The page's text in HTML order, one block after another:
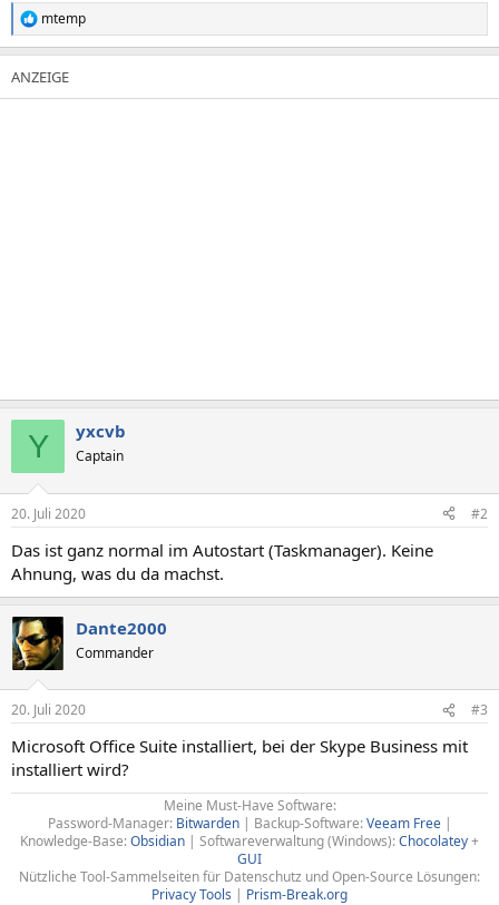
R
e
a
k
t
mtemp
Y yxcvb
Captain
20. Juli 2020 #2
Das ist ganz normal im Autostart (Taskmanager). Keine
Ahnung, was du da machst.
Dante2000
Commander
20. Juli 2020 #3
Microsoft Office Suite installiert, bei der Skype Business mit
installiert wird?
Meine Must-Have Software:
Password-Manager: Bitwarden| Backup-Software:Veeam Free|
Knowledge-Base:Obsidian | Softwareverwaltung (Windows):Chocolatey+
GUI
Nützliche Tool-Sammelseiten für Datenschutz und Open-Source Lösungen:
Privacy Tools | Prism-Break.org